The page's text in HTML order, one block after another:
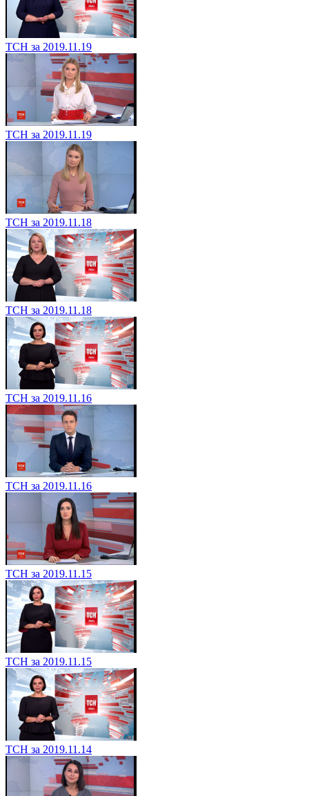
ТСН за 2019.11.19
ТСН за 2019.11.19
ТСН за 2019.11.18
ТСН за 2019.11.18
ТСН за 2019.11.16
ТСН за 2019.11.16
ТСН за 2019.11.15
ТСН за 2019.11.15
ТСН за 2019.11.14